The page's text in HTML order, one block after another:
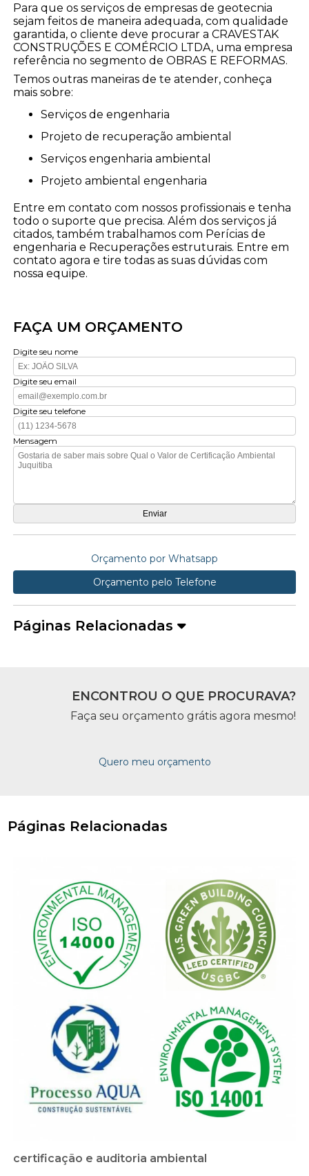
Para que os serviços de empresas de geotecnia
sejam feitos de maneira adequada, com qualidade
garantida, o cliente deve procurar a CRAVESTAK
CONSTRUÇÕES E COMÉRCIO LTDA, uma empresa
referência no segmento de OBRAS E REFORMAS.
Temos outras maneiras de te atender, conheça
mais sobre:
serviços de engenharia
projeto de recuperação ambiental
serviços engenharia ambiental
projeto ambiental engenharia
Entre em contato com nossos profissionais e tenha
todo o suporte que precisa. Além dos serviços já
citados, também trabalhamos com Perícias de
engenharia e Recuperações estruturais. Entre em
contato agora e tire todas as suas dúvidas com
nossa equipe.
FAÇA UM ORÇAMENTO
Digite seu nome
Digite seu email
Digite seu telefone
Mensagem
Orçamento por Whatsapp
Orçamento pelo Telefone
Páginas Relacionadas
ENCONTROU O QUE PROCURAVA?
Faça seu orçamento grátis agora mesmo!
Quero meu orçamento
Páginas Relacionadas
certificação e auditoria ambiental